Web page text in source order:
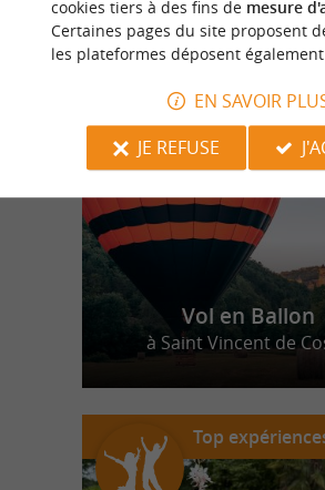
Vol en Ballon
à Saint Vincent de
Top
cookies tiers à des fins de mesure
Certaines pages du site proposent
les plateformes déposent
EN SAVOIR
JE REFUSE